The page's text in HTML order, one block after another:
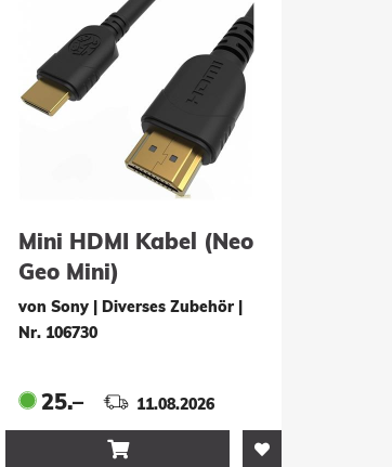
Mini HDMI Kabel (Neo
Geo Mini)
von Sony | Diverses Zubehör |
Nr. 106730
25.– 11.08.2026
